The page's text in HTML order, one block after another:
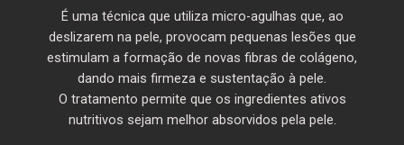
É uma técnica que utiliza micro-agulhas que, ao
deslizarem na pele, provocam pequenas lesões que
estimulam a formação de novas fibras de colágeno,
dando mais firmeza e sustentação à pele.
O tratamento permite que os ingredientes ativos
nutritivos sejam melhor absorvidos pela pele.